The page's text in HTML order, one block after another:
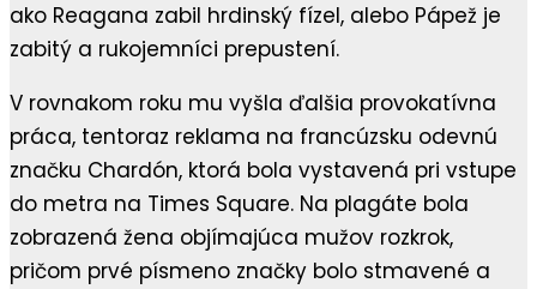
ako Reagana zabil hrdinský fízel, alebo Pápež je
zabitý a rukojemníci prepustení.
V rovnakom roku mu vyšla ďalšia provokatívna
práca, tentoraz reklama na francúzsku odevnú
značku Chardón, ktorá bola vystavená pri vstupe
do metra na Times Square. Na plagáte bola
zobrazená žena objímajúca mužov rozkrok,
pričom prvé písmeno značky bolo stmavené a